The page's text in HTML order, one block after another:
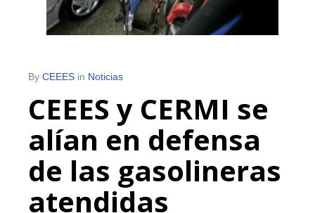
By CEEES in Noticias
CEEES y CERMI se
alían en defensa
de las gasolineras
atendidas